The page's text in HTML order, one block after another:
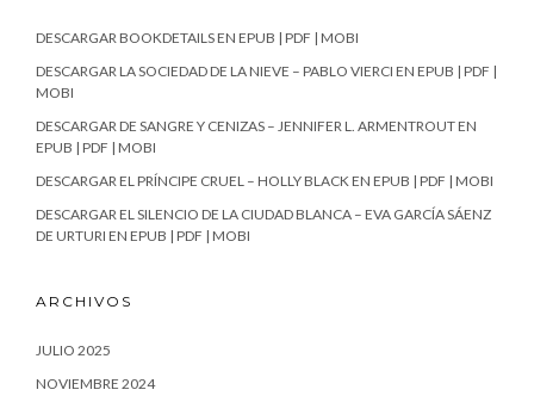
DESCARGAR BOOKDETAILS EN EPUB | PDF | MOBI
DESCARGAR LA SOCIEDAD DE LA NIEVE – PABLO VIERCI EN EPUB | PDF |
MOBI
DESCARGAR DE SANGRE Y CENIZAS – JENNIFER L. ARMENTROUT EN
EPUB | PDF | MOBI
DESCARGAR EL PRÍNCIPE CRUEL – HOLLY BLACK EN EPUB | PDF | MOBI
DESCARGAR EL SILENCIO DE LA CIUDAD BLANCA – EVA GARCÍA SÁENZ
DE URTURI EN EPUB | PDF | MOBI
ARCHIVOS
JULIO 2025
NOVIEMBRE 2024